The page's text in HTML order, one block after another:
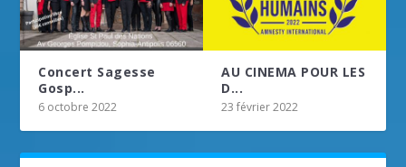
Concert Sagesse
Gosp...
6 octobre 2022
AU CINEMA POUR LES
D...
23 février 2022